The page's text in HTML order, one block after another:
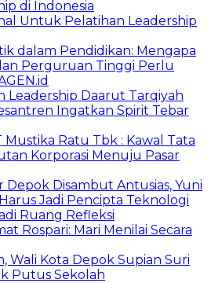
di Indonesia
Untuk Pelatihan Leadership
dalam Pendidikan: Mengapa
Perguruan Tinggi Perlu
Leadership Daarut Tarqiyah
Ingatkan Spirit Tebar
Mustika Ratu Tbk : Kawal Tata
Korporasi Menuju Pasar
Depok Disambut Antusias, Yuni
Jadi Pencipta Teknologi
Ruang Refleksi
Rospari: Mari Menilai Secara
Wali Kota Depok Supian Suri
Putus Sekolah